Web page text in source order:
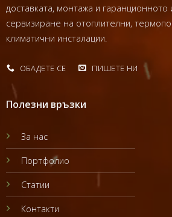
доставката, монтажа и гаранционното
сервизиране на отоплителни,
климатични инсталации.
ОБАДЕТЕ СЕ ПИШЕТЕ НИ
Полезни връзки
За нас
Портфолио
Статии
Контакти